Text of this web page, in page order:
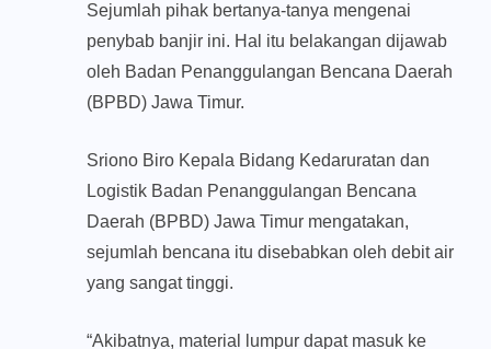
Sejumlah pihak bertanya-tanya mengenai
penybab banjir ini. Hal itu belakangan dijawab
oleh Badan Penanggulangan Bencana Daerah
(BPBD) Jawa Timur.
Sriono Biro Kepala Bidang Kedaruratan dan
Logistik Badan Penanggulangan Bencana
Daerah (BPBD) Jawa Timur mengatakan,
sejumlah bencana itu disebabkan oleh debit air
yang sangat tinggi.
“Akibatnya, material lumpur dapat masuk ke